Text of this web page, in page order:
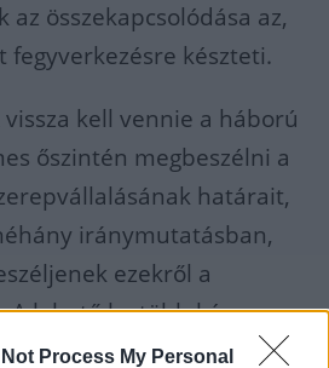
Not Process My Personal
összekapcsolódása az,
fegyverkezésre készteti.
vissza kell vennie a háború
őszintén megbeszélni a
határait,
iránymutatásban,
ezekről a
A lehető legtöbb kényes
nyilvánosságra, hogy